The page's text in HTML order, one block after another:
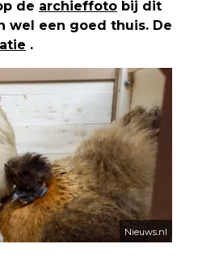
de archieffoto bij dit
wel een goed thuis. De
.
Nieuws.nl